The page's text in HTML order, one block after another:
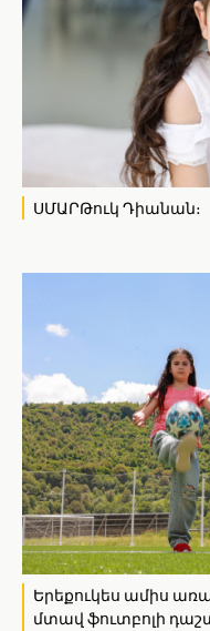
ՍՄԱՐԹուկ Դիանան։
Երեքուկես ամիս
մտավ ֆուտբոլի